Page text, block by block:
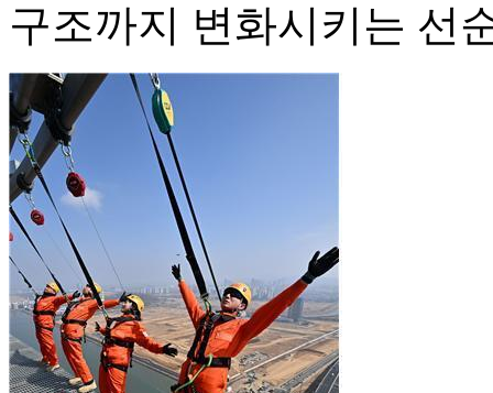
구조까지 변화시키는 선